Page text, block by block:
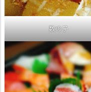
数の子